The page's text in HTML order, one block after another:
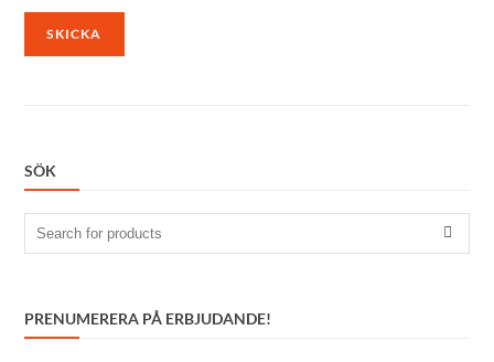
SÖK
Search
for:
PRENUMERERA PÅ ERBJUDANDE!